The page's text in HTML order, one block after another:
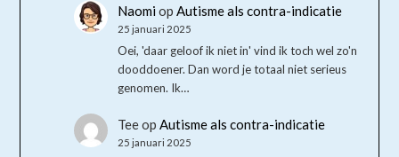
NaomiopAutisme als contra-indicatie
25 januari 2025
Oei, 'daar geloof ik niet in' vind ik toch wel zo'n
dooddoener. Dan word je totaal niet serieus
genomen. Ik…
TeeopAutisme als contra-indicatie
25 januari 2025